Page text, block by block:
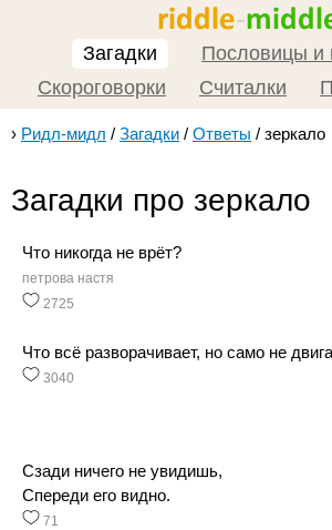
Загадки
Пословицы и
Скороговорки
Считалки
› Ридл-мидл / Загадки / Ответы / зеркало
Загадки про зеркало
Что никогда не врёт?
петрова настя
2725
Что всё разворачивает, но само не
3040
Сзади ничего не увидишь,
Спереди его видно.
71